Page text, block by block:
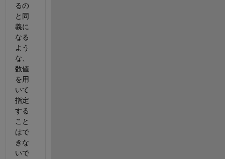
るの
と同
義に
なる
よう
な、
数値
を用
いて
指定
する
こと
はで
きな
いで